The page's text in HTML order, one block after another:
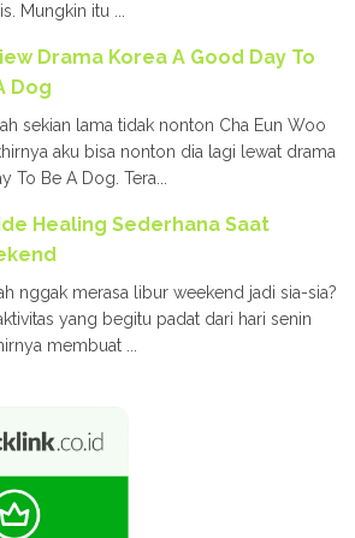
Mungkin itu ...
Drama Korea A Good Day To
Dog
sekian lama tidak nonton Cha Eun Woo
aku bisa nonton dia lagi lewat drama
To Be A Dog. Tera...
Healing Sederhana Saat
nggak merasa libur weekend jadi sia-sia?
yang begitu padat dari hari senin
membuat ...